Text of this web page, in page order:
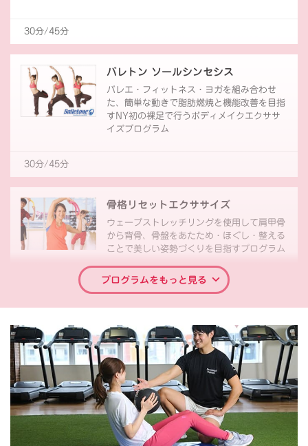
30分/45分
バレトン ソールシンセシス
バレエ・フィットネス・ヨガを組み合わせ
た、簡単な動きで脂肪燃焼と機能改善を目指
すNY初の裸足で行うボディメイクエクササ
イズプログラム
30分/45分
骨格リセットエクササイズ
ウェーブストレッチリングを使用して肩甲骨
から背骨、骨盤をあたため・ほぐし・整える
ことで美しい姿勢づくりを目指すプログラム
プログラムをもっと見る